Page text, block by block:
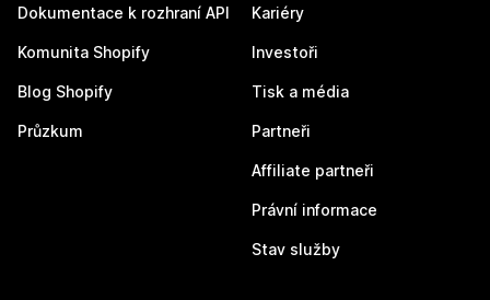
Dokumentace k rozhraní API
Komunita Shopify
Blog Shopify
Průzkum
Kariéry
Investoři
Tisk a média
Partneři
Affiliate partneři
Právní informace
Stav služby